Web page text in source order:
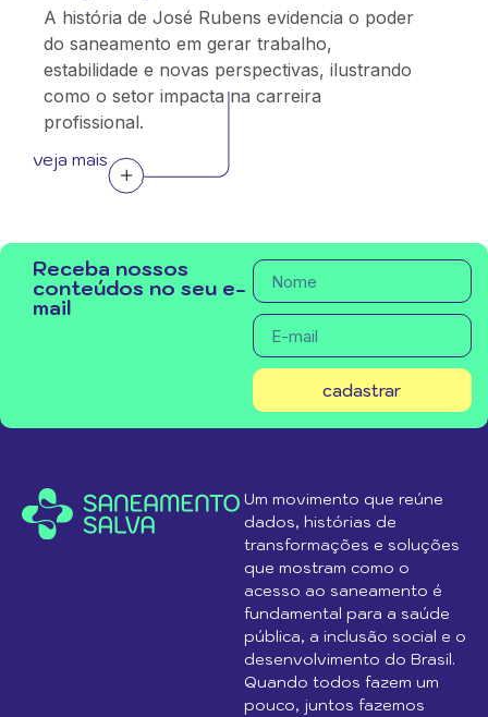
A história de José Rubens evidencia o poder
do saneamento em gerar trabalho,
estabilidade e novas perspectivas, ilustrando
como o setor impacta na carreira
profissional.
veja mais
Receba nossos
conteúdos no seu e-
mail
cadastrar
Um movimento que reúne
dados, histórias de
transformações e soluções
que mostram como o
acesso ao saneamento é
fundamental para a saúde
pública, a inclusão social e o
desenvolvimento do Brasil.
Quando todos fazem um
pouco, juntos fazemos